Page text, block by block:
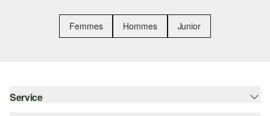
Femmes Hommes Junior
Service